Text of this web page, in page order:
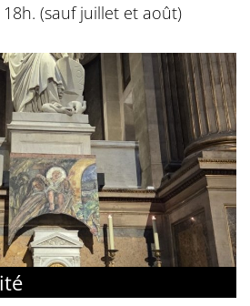
(sauf juillet et août)